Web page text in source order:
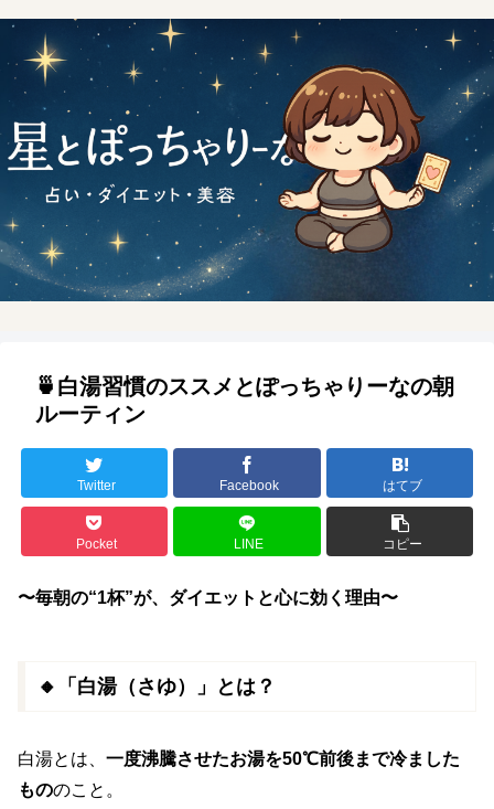
🍵白湯習慣のススメとぽっちゃりーなの朝
ルーティン
Twitter Facebook はてブ
Pocket LINE コピー
〜毎朝の“1杯”が、ダイエットと心に効く理由〜
🔸「白湯（さゆ）」とは？
白湯とは、 一度沸騰させたお湯を50℃前後まで冷ました
もののこと。